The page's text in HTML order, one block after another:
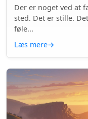
Der er noget ved at
sted. Det er stille.
føle...
Læs mere→